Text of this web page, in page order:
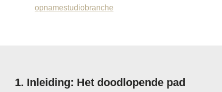
opnamestudiobranche
1. Inleiding: Het doodlopende pad